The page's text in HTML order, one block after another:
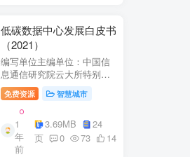
低碳数据中心发展白皮书
（2021）
编写单位主编单位：中国信
息通信研究院云大所特别鸣
谢：百度、阿里巴巴、腾
讯、中金数据、秦准数据、
万国数据、河北省凤凰谷零
碳发展研究院、绿色和平等
单位的大力支持。
免费资源 智慧城市
1
年
前
3.69MB
24
页
0 73 14